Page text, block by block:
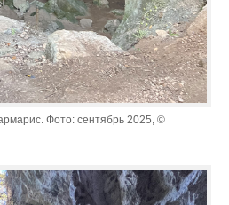
Фото: сентябрь 2025, ©